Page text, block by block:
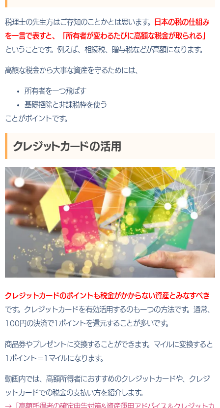
税理士の先生方はご存知のことかとは思います。
日本の税の仕組み
を一言で表すと、「所有者が変わるたびに高額な税金が取られる」
ということです。例えば、相続税、贈与税などが高額になります。
高額な税金から大事な資産を守るためには、
所有者を一つ飛ばす
基礎控除と非課税枠を使う
ことがポイントです。
クレジットカードの活用
クレジットカードのポイントも税金がかからない資産とみなすべき
です。クレジットカードを有効活用するのも一つの方法です。通常、
100円の決済で1ポイントを還元することが多いです。
商品券やプレゼントに交換することができます。マイルに変換すると
1ポイント＝1マイルになります。
動画内では、高額所得者におすすめのクレジットカードや、クレジ
ットカードでの税金の支払い方を紹介します。
→「高額所得者の確定申告対策&資産運用アドバイス＆クレジットカ